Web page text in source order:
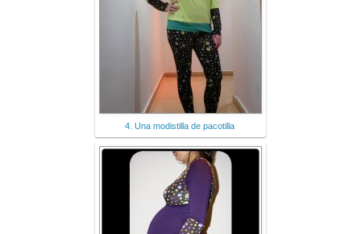
4. Una modistilla de pacotilla